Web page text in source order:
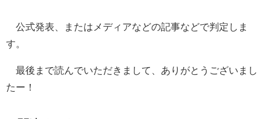
公式発表、またはメディアなどの記事などで判定しま
す。
最後まで読んでいただきまして、ありがとうございまし
たー！